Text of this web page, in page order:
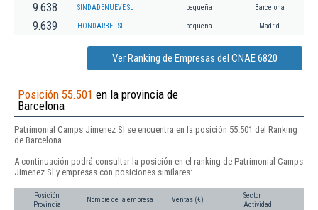
9.638 SINDADENUEVE SL pequeña Barcelona
9.639 HONDARBEL SL. pequeña Madrid
Ver Ranking de Empresas del CNAE 6820
Posición 55.501 en la provincia de
Barcelona
Patrimonial Camps Jimenez Sl se encuentra en la posición 55.501 del Ranking
de Barcelona.
A continuación podrá consultar la posición en el ranking de Patrimonial Camps
Jimenez Sl y empresas con posiciones similares:
Posición
Provincia
Nombre de la empresa Ventas (€)
Sector
Actividad